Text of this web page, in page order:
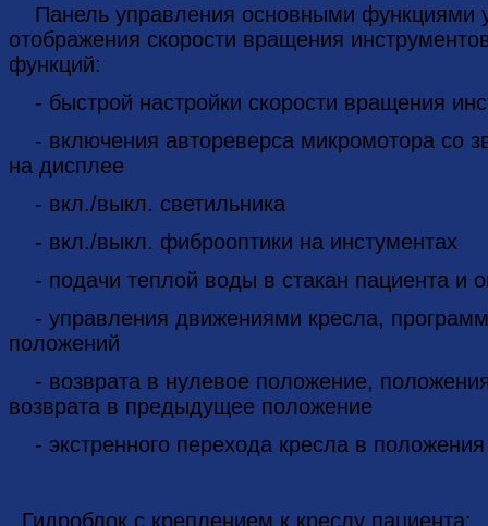
Панель управления основными функциями
отображения скорости вращения
функций:
- быстрой настройки скорости вращения
- включения автореверса микромотора со
на дисплее
- вкл./выкл. светильника
- вкл./выкл. фиброоптики на инстументах
- подачи теплой воды в стакан пациента и
- управления движениями кресла,
положений
- возврата в нулевое положение,
возврата в предыдущее положение
- экстренного перехода кресла в положения
Гидроблок с креплением к креслу пациента: